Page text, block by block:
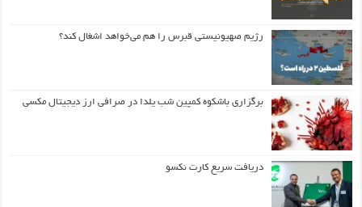
رژیم صهیونیستی قبرس را هم می‌خواهد اشغال کند؟
برگزاری باشکوه کمپین شب یلدا در صرافی ارز دیجیتال مکسی
دریافت سریع کارت نکسو